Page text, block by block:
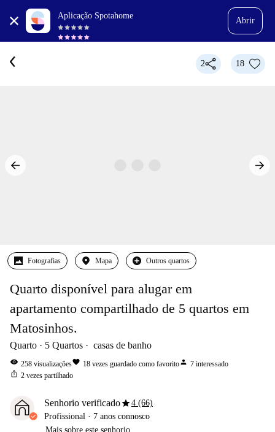
Aplicação Spotahome
Abrir
2 18
Fotografias Mapa Outros quartos
Quarto disponível para alugar em
apartamento compartilhado de 5 quartos em
Matosinhos.
Quarto 5 Quartos casas de banho
visibility 258 visualizaçõesfavorite 18 vezes guardado como favoritoperson 7 interessado
ios_share 2 vezes partilhado
Senhorio verificadostar4 (66)
Profissional · 7 anos connosco
Mais sobre este senhorio